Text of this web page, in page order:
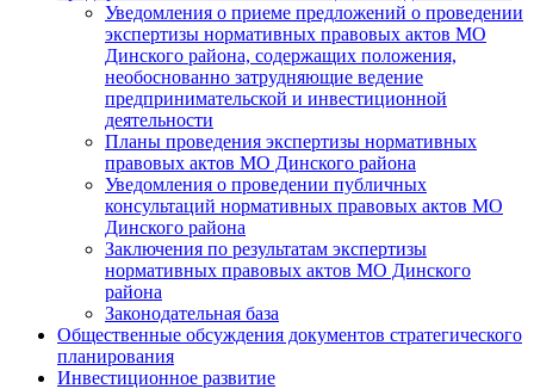
Уведомления о приеме предложений о проведении
экспертизы нормативных правовых актов МО
Динского района, содержащих положения,
необоснованно затрудняющие ведение
предпринимательской и инвестиционной
деятельности
Планы проведения экспертизы нормативных
правовых актов МО Динского района
Уведомления о проведении публичных
консультаций нормативных правовых актов МО
Динского района
Заключения по результатам экспертизы
нормативных правовых актов МО Динского
района
Законодательная база
Общественные обсуждения документов стратегического
планирования
Инвестиционное развитие